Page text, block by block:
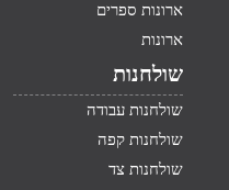
ארונות ספרים
ארונות
שולחנות
שולחנות עבודה
שולחנות קפה
שולחנות צד